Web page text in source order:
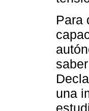
Para
una